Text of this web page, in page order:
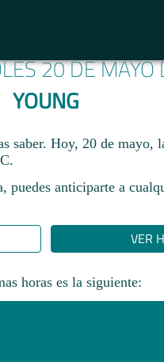
20 DE
YOUNG
saber. Hoy, 20 de mayo,
puedes anticiparte a
VER
horas es la siguiente: